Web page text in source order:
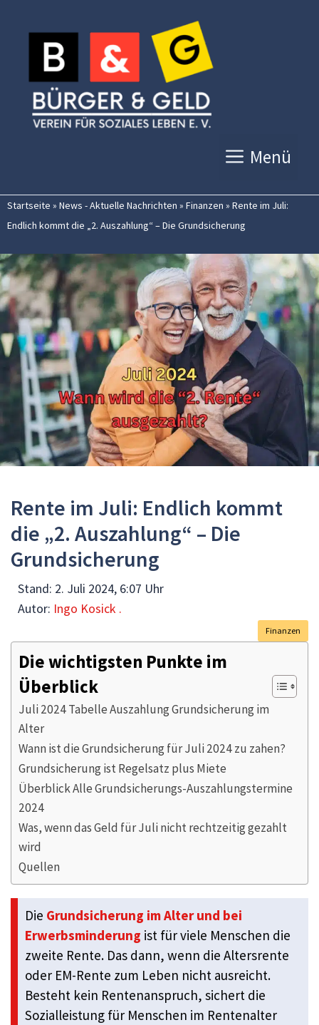
Inhalt
springen
Menü
Startseite » News - Aktuelle Nachrichten » Finanzen » Rente im Juli:
Endlich kommt die „2. Auszahlung“ – Die Grundsicherung
Rente im Juli: Endlich kommt
die „2. Auszahlung“ – Die
Grundsicherung
Stand: 2. Juli 2024, 6:07 Uhr
Autor: Ingo Kosick .
Finanzen
Die wichtigsten Punkte im
Überblick
Juli 2024 Tabelle Auszahlung Grundsicherung im
Alter
Wann ist die Grundsicherung für Juli 2024 zu zahen?
Grundsicherung ist Regelsatz plus Miete
Überblick Alle Grundsicherungs-Auszahlungstermine
2024
Was, wenn das Geld für Juli nicht rechtzeitig gezahlt
wird
Quellen
Die Grundsicherung im Alter und bei
Erwerbsminderung ist für viele Menschen die
zweite Rente. Das dann, wenn die Altersrente
oder EM-Rente zum Leben nicht ausreicht.
Besteht kein Rentenanspruch, sichert die
Sozialleistung für Menschen im Rentenalter